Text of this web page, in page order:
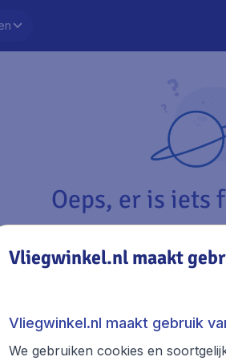
Oeps, er is iets
Over Vliegwinkel.nl
Vliegwinkel.nl maakt
Vliegwinkel.nl maakt gebruik
We gebruiken cookies en